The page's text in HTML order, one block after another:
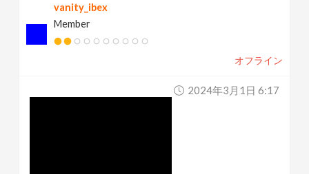
vanity_ibex
Member
オフライン
2024年3月1日 6:17